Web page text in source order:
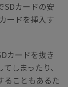
SDカードの安
ードを挿入す
カードを抜き
しまったり、
ることもあるた